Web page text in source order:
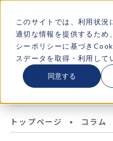
このサイトでは、利用状況
適切な情報を提供するため
シーポリシーに基づき
スデータを取得・利用して
同意する
製品・サービス
特長
導入事例
COLUMN
コラム
トップページ コラム